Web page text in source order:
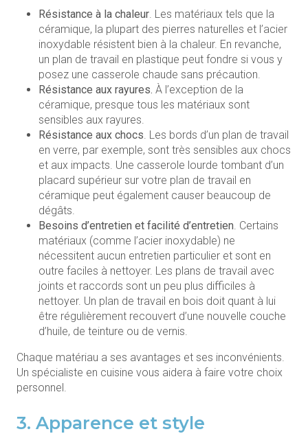
Résistance à la chaleur . Les matériaux tels que la
céramique, la plupart des pierres naturelles et l’acier
inoxydable résistent bien à la chaleur. En revanche,
un plan de travail en plastique peut fondre si vous y
posez une casserole chaude sans précaution.
Résistance aux rayures. À l’exception de la
céramique, presque tous les matériaux sont
sensibles aux rayures.
Résistance aux chocs . Les bords d’un plan de travail
en verre, par exemple, sont très sensibles aux chocs
et aux impacts. Une casserole lourde tombant d’un
placard supérieur sur votre plan de travail en
céramique peut également causer beaucoup de
dégâts.
Besoins d’entretien et facilité d’entretien . Certains
matériaux (comme l’acier inoxydable) ne
nécessitent aucun entretien particulier et sont en
outre faciles à nettoyer. Les plans de travail avec
joints et raccords sont un peu plus difficiles à
nettoyer. Un plan de travail en bois doit quant à lui
être régulièrement recouvert d’une nouvelle couche
d’huile, de teinture ou de vernis.
Chaque matériau a ses avantages et ses inconvénients.
Un spécialiste en cuisine vous aidera à faire votre choix
personnel.
3. Apparence et style